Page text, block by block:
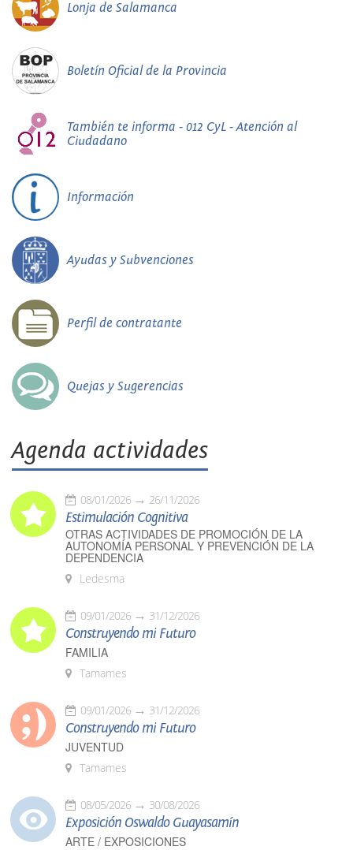
Lonja de Salamanca
Boletín Oficial de la Provincia
También te informa - 012 CyL - Atención al
Ciudadano
Información
Ayudas y Subvenciones
Perfil de contratante
Quejas y Sugerencias
Agenda actividades
08/01/2026 26/11/2026
Estimulación Cognitiva
OTRAS ACTIVIDADES DE PROMOCIÓN DE LA
AUTONOMÍA PERSONAL Y PREVENCIÓN DE LA
DEPENDENCIA
Ledesma
09/01/2026 31/12/2026
Construyendo mi Futuro
FAMILIA
Tamames
09/01/2026 31/12/2026
Construyendo mi Futuro
JUVENTUD
Tamames
08/05/2026 30/08/2026
Exposición Oswaldo Guayasamín
ARTE / EXPOSICIONES